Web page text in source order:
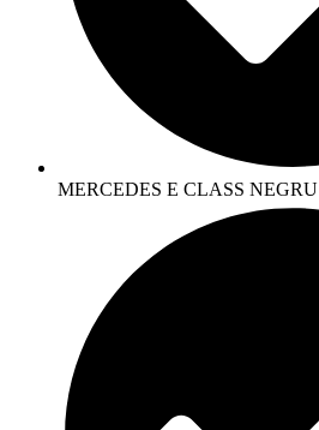
MERCEDES E CLASS NEGRU